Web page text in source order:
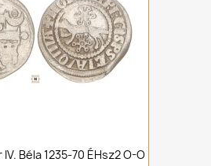
Béla 1235-70 ÉHsz2 O-O